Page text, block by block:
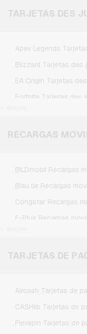
Microsoft Tarjetas
TARJETAS DES
Apex Legends
Blizzard Tarjetas des
EA Origin Tarjetas
Fortnite Tarjetas des
Minecraft Tarjetas
Xbox Live Tarjetas
RECARGAS
BILDmobil Recargas
Blau.de Recargas
Congstar Recargas
E-Plus Recargas
Klarmobil Recargas
TARJETAS DE
Aircash Tarjetas de
CASHlib Tarjetas de
Flexepin Tarjetas de